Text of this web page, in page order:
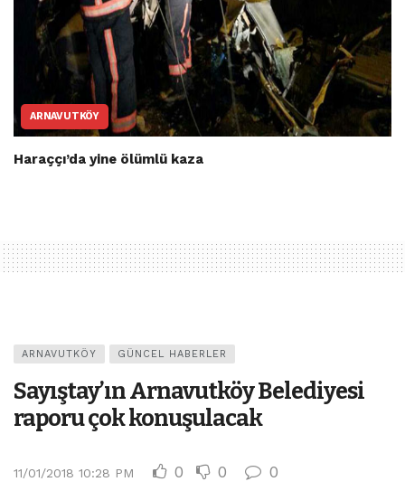
ARNAVUTKÖY
Haraççı’da yine ölümlü kaza
ARNAVUTKÖY GÜNCEL HABERLER
Sayıştay’ın Arnavutköy Belediyesi
raporu çok konuşulacak
11/01/2018 10:28 PM 0 0 0